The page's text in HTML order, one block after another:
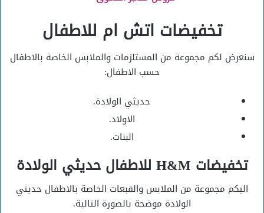
تخفيضات اتش ام للاطفال
سنعرض لكم مجموعة من المستلزمات والملابس الخاصة بالاطفال
حسب الاطفال:
حديثي الولادة.
الاولاد.
البنات.
تخفيضات H&M للاطفال حديثي الولادة
اليكم مجموعة من الملابس والقبعات الخاصة بالاطفال حديثي
الولادة موضحة بالصورة التالية.